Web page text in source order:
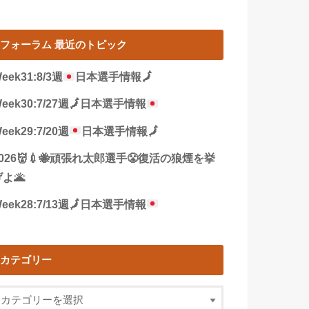
フォーラム 最近のトピック
3週 日本選手情報🗾
27週🗾 日本選手情報
20週 日本選手情報🗾
頑張れ太郎選手😤復活の狼煙を挙
よ🌋
13週 🗾 日本選手情報
カテゴリー